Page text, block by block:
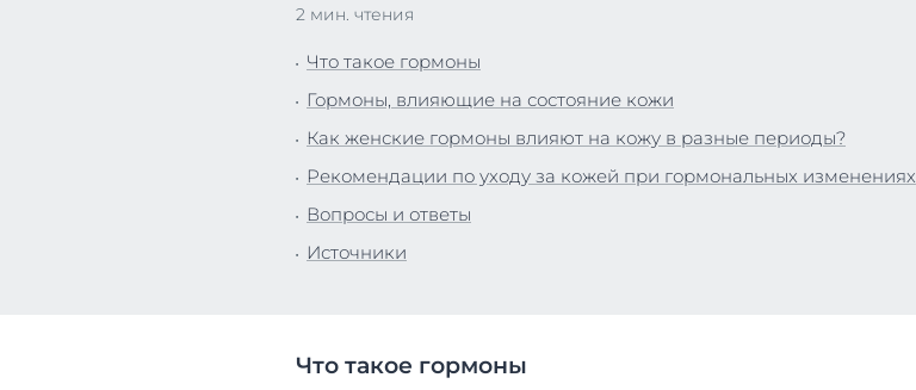
Уход за кожей головы и волосами
Купить
2 мин. чтения
Что такое гормоны
Гормоны, влияющие на состояние кожи
Как женские гормоны влияют на кожу в разные периоды?
Рекомендации по уходу за кожей при гормональных изменениях
Вопросы и ответы
Источники
Что такое гормоны